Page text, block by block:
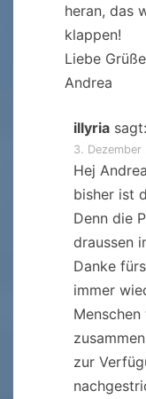
heran, das
klappen!
Liebe Grüße
Andrea
illyria sagt:
3.
Hej
bisher ist
Denn die
draussen
Danke
immer
zur